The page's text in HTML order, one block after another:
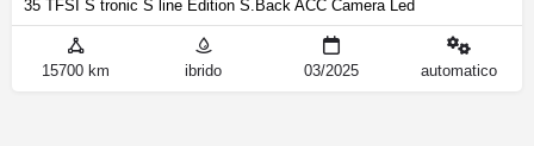
35 TFSI S tronic S line Edition S.Back ACC Camera Led
15700 km ibrido 03/2025 automatico